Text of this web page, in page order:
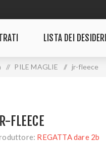
LISTA DEI DESIDERI
/ PILE MAGLIE / jr-fleece
FLEECE
REGATTA dare 2b